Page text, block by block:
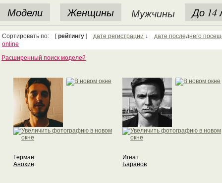
Модели Женщины Мужчины До 14
Сортировать по: [рейтингу ] дате регистрации ↓ дате последнего
online
Расширенный поиск моделей
Герман
Анохин
Игнат
Баранов